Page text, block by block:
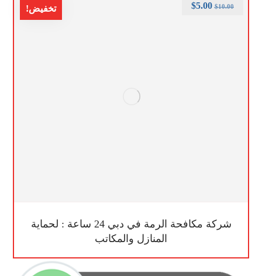
تخفيض!
شركة مكافحة الرمة في دبي 24 ساعة : لحماية
المنازل والمكاتب
$10.00
$5.00